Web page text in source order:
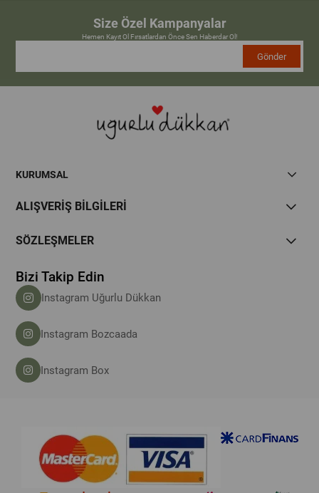
Size Özel Kampanyalar
Hemen Kayıt Ol Fırsatlardan Önce Sen Haberdar Ol!
Gönder
KURUMSAL
ALIŞVERİŞ BİLGİLERİ
SÖZLEŞMELER
Bizi Takip Edin
Instagram Uğurlu Dükkan
Instagram Bozcaada
Instagram Box